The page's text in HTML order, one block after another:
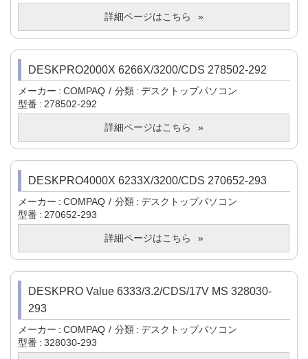
詳細ページはこちら
DESKPRO2000X 6266X/3200/CDS 278502-292
メーカー COMPAQ 分類
デスクトップパソコン
型番
278502-292
詳細ページはこちら
DESKPRO4000X 6233X/3200/CDS 270652-293
メーカー COMPAQ 分類
デスクトップパソコン
型番
270652-293
詳細ページはこちら
DESKPRO Value 6333/3.2/CDS/17V MS 328030-
293
メーカー COMPAQ 分類
デスクトップパソコン
型番
328030-293